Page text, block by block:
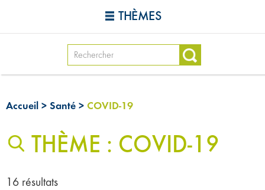
THÈMES
Accueil > Santé > COVID-19
THÈME : COVID-19
16 résultats